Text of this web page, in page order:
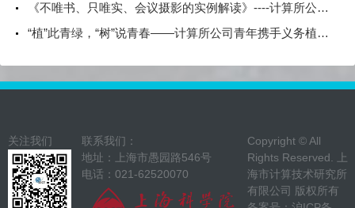
《不唯书、只唯实、会议摄影的实例解读》----计算所公司开展会议摄影解读讲座
“植”此青绿，“树”说青春——计算所公司青年携手义务植树，共护绿水青山
关注我们
联系我们：
地址：上海市愚园路546号
电话：021-62520070
Copyright © All
Rights Reserved. 上
海市计算技术研究所
有限公司 版权所有